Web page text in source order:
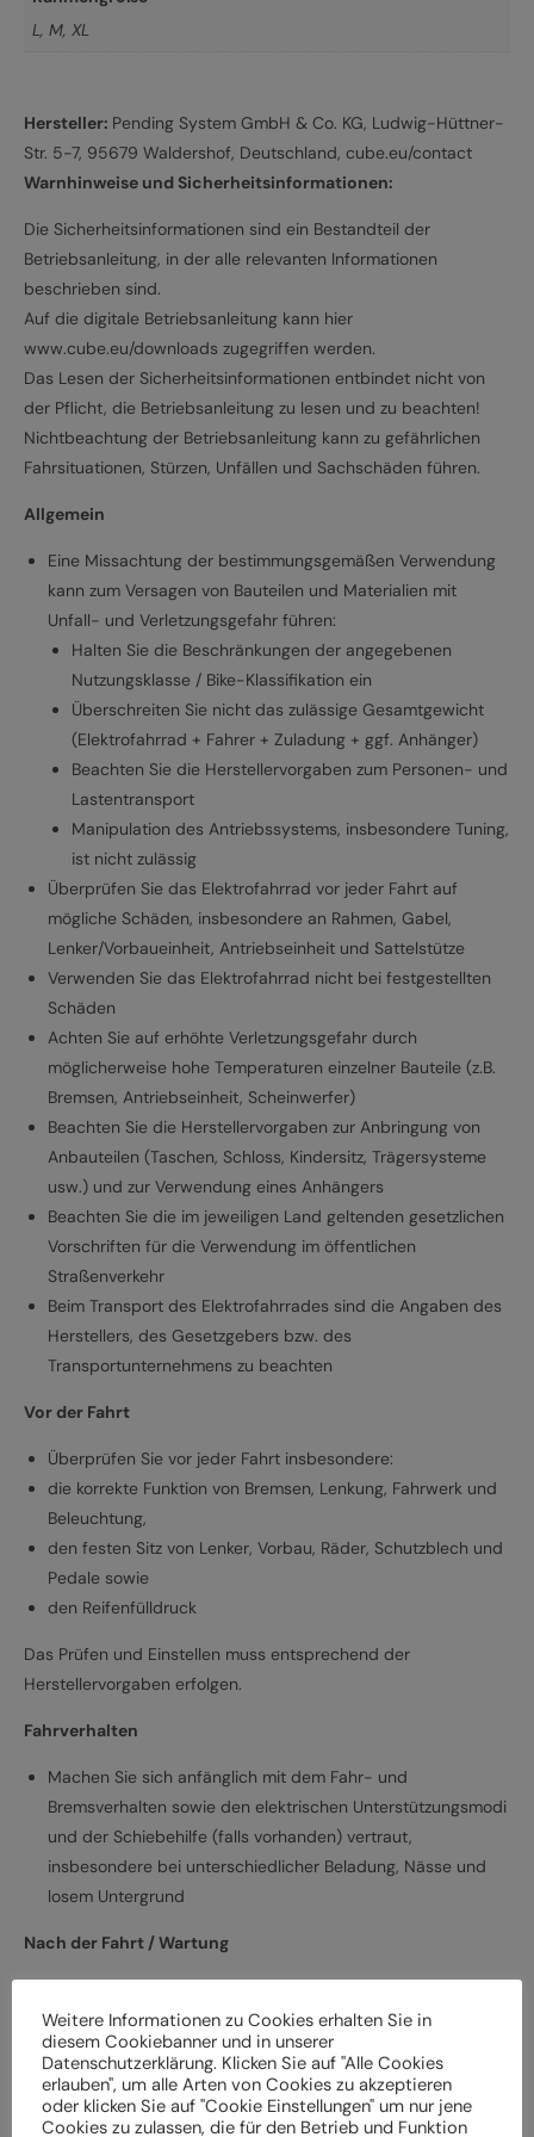
L, M, XL
Hersteller: Pending System GmbH & Co. KG, Ludwig-Hüttner-
Str. 5-7, 95679 Waldershof, Deutschland, cube.eu/contact
Warnhinweise und Sicherheitsinformationen:
Die Sicherheitsinformationen sind ein Bestandteil der
Betriebsanleitung, in der alle relevanten Informationen
beschrieben sind.
Auf die digitale Betriebsanleitung kann hier
www.cube.eu/downloads zugegriffen werden.
Das Lesen der Sicherheitsinformationen entbindet nicht von
der Pflicht, die Betriebsanleitung zu lesen und zu beachten!
Nichtbeachtung der Betriebsanleitung kann zu gefährlichen
Fahrsituationen, Stürzen, Unfällen und Sachschäden führen.
Allgemein
Eine Missachtung der bestimmungsgemäßen Verwendung
kann zum Versagen von Bauteilen und Materialien mit
Unfall- und Verletzungsgefahr führen:
Halten Sie die Beschränkungen der angegebenen
Nutzungsklasse / Bike-Klassifikation ein
Überschreiten Sie nicht das zulässige Gesamtgewicht
(Elektrofahrrad + Fahrer + Zuladung + ggf. Anhänger)
Beachten Sie die Herstellervorgaben zum Personen- und
Lastentransport
Manipulation des Antriebssystems, insbesondere Tuning,
ist nicht zulässig
Überprüfen Sie das Elektrofahrrad vor jeder Fahrt auf
mögliche Schäden, insbesondere an Rahmen, Gabel,
Lenker/Vorbaueinheit, Antriebseinheit und Sattelstütze
Verwenden Sie das Elektrofahrrad nicht bei festgestellten
Schäden
Achten Sie auf erhöhte Verletzungsgefahr durch
möglicherweise hohe Temperaturen einzelner Bauteile (z.B.
Bremsen, Antriebseinheit, Scheinwerfer)
Beachten Sie die Herstellervorgaben zur Anbringung von
Anbauteilen (Taschen, Schloss, Kindersitz, Trägersysteme
usw.) und zur Verwendung eines Anhängers
Beachten Sie die im jeweiligen Land geltenden gesetzlichen
Vorschriften für die Verwendung im öffentlichen
Straßenverkehr
Beim Transport des Elektrofahrrades sind die Angaben des
Herstellers, des Gesetzgebers bzw. des
Transportunternehmens zu beachten
Vor der Fahrt
Überprüfen Sie vor jeder Fahrt insbesondere:
die korrekte Funktion von Bremsen, Lenkung, Fahrwerk und
Beleuchtung,
den festen Sitz von Lenker, Vorbau, Räder, Schutzblech und
Pedale sowie
den Reifenfülldruck
Das Prüfen und Einstellen muss entsprechend der
Herstellervorgaben erfolgen.
Fahrverhalten
Machen Sie sich anfänglich mit dem Fahr- und
Bremsverhalten sowie den elektrischen Unterstützungsmodi
und der Schiebehilfe (falls vorhanden) vertraut,
insbesondere bei unterschiedlicher Beladung, Nässe und
losem Untergrund
Nach der Fahrt / Wartung
Elektrofahrrad vor der weiteren Verwendung durch einen
Fachbetrieb überprüft werden
Lassen Sie das Elektrofahrrad entsprechend den
Herstellervorgaben regelmäßig von einem Fachbetrieb
Weitere Informationen zu Cookies erhalten Sie in
diesem Cookiebanner und in unserer
Datenschutzerklärung. Klicken Sie auf "Alle Cookies
erlauben", um alle Arten von Cookies zu akzeptieren
oder klicken Sie auf "Cookie Einstellungen" um nur jene
Cookies zu zulassen, die für den Betrieb und Funktion